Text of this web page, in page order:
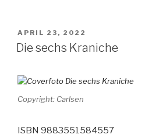
Leben“
VERÖFFENTLICHT
AM
APRIL 23, 2022
Die sechs Kraniche
Copyright: Carlsen
ISBN 9883551584557